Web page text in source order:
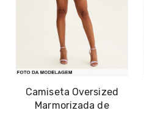
Camiseta Oversized
Marmorizada de